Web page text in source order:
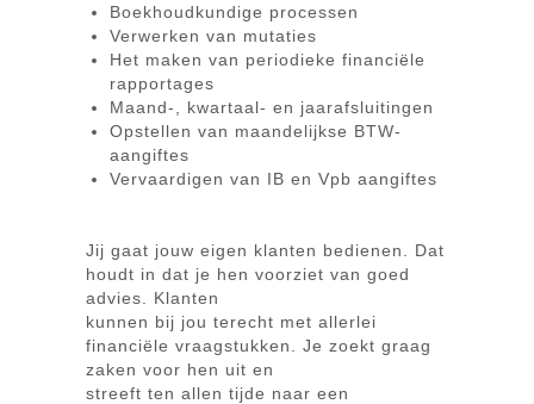
Boekhoudkundige processen
Verwerken van mutaties
Het maken van periodieke financiële
rapportages
Maand-, kwartaal- en jaarafsluitingen
Opstellen van maandelijkse BTW-
aangiftes
Vervaardigen van IB en Vpb aangiftes
Jij gaat jouw eigen klanten bedienen. Dat
houdt in dat je hen voorziet van goed
advies. Klanten
kunnen bij jou terecht met allerlei
financiële vraagstukken. Je zoekt graag
zaken voor hen uit en
streeft ten allen tijde naar een